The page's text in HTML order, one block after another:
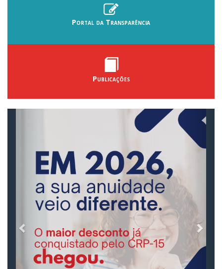
Portal da Transparência
Publicações